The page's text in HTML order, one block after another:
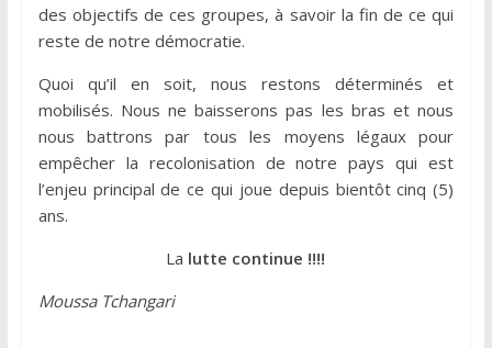
des objectifs de ces groupes, à savoir la fin de ce qui
reste de notre démocratie.
Quoi qu’il en soit, nous restons déterminés et
mobilisés. Nous ne baisserons pas les bras et nous
nous battrons par tous les moyens légaux pour
empêcher la recolonisation de notre pays qui est
l’enjeu principal de ce qui joue depuis bientôt cinq (5)
ans.
La lutte continue !!!!
Moussa Tchangari